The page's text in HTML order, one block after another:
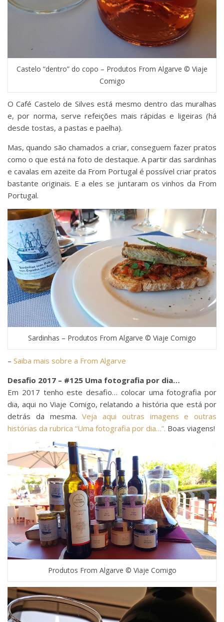
Castelo “dentro” do copo – Produtos From Algarve © Viaje
Comigo
O Café Castelo de Silves está mesmo dentro das muralhas
e, por norma, serve refeições mais rápidas e ligeiras (há
desde tostas, a pastas e paelha).
Mas, quando são chamados a criar, conseguem fazer pratos
como o que está na foto de destaque. A partir das sardinhas
e cavalas em azeite da From Portugal é possível criar pratos
bastante originais. E a eles se juntaram os vinhos da From
Portugal.
Sardinhas – Produtos From Algarve © Viaje Comigo
– Saiba mais sobre a From Algarve
Desafio 2017 – #125 Uma fotografia por dia…
Em 2017 tenho este desafio… colocar uma fotografia por
dia, aqui no Viaje Comigo, relatando a história que está por
detrás da mesma.Veja aqui outras imagens e outras
histórias da rubrica “Uma fotografia por dia…”. Boas viagens!
Produtos From Algarve © Viaje Comigo